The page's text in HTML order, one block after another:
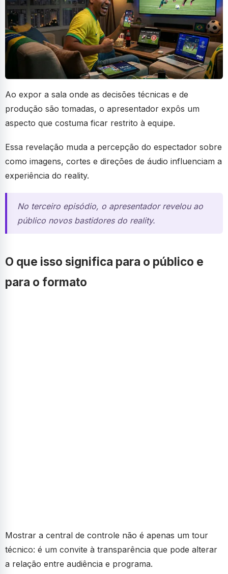
Ao expor a sala onde as decisões técnicas e de
produção são tomadas, o apresentador expôs um
aspecto que costuma ficar restrito à equipe.
Essa revelação muda a percepção do espectador sobre
como imagens, cortes e direções de áudio influenciam a
experiência do reality.
No terceiro episódio, o apresentador revelou ao
público novos bastidores do reality.
O que isso significa para o público e
para o formato
Mostrar a central de controle não é apenas um tour
técnico: é um convite à transparência que pode alterar
a relação entre audiência e programa.